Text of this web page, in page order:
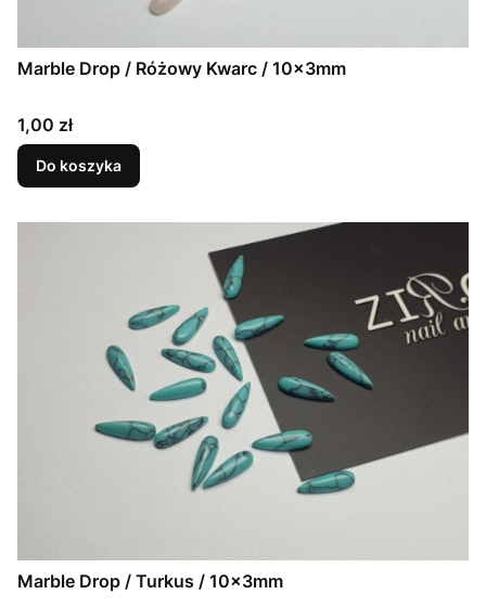
Marble Drop / Różowy Kwarc / 10x3mm
Cena
1,00 zł
Do koszyka
Marble Drop / Turkus / 10x3mm